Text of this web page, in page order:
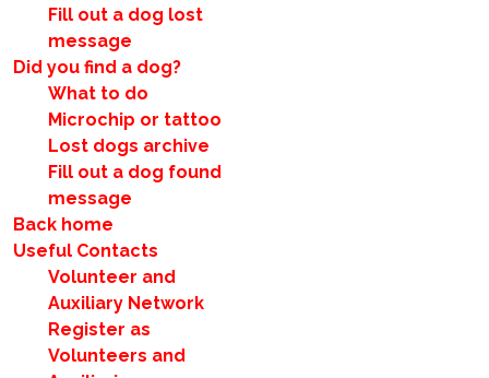
Fill out a dog lost
message
Did you find a dog?
What to do
Microchip or tattoo
Lost dogs archive
Fill out a dog found
message
Back home
Useful Contacts
Volunteer and
Auxiliary Network
Register as
Volunteers and